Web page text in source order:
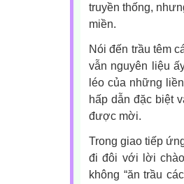
truyền thống,
miền.
Nói đến trầu têm
vẫn nguyên liệu
léo của những
hấp dẫn đặc biệt
được mời.
Trong giao tiếp
đi đôi với lời
không “ăn trầu